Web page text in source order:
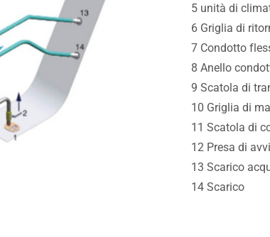
5 unità di
6 Griglia di
7 Condotto
8 Anello
9 Scatola di
10 Griglia di
11 Scatola di
12 Presa di
13 Scarico
14 Scarico